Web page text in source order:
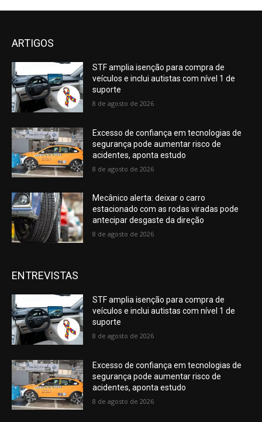
ARTIGOS
STF amplia isenção para compra de
veículos e inclui autistas com nível 1 de
suporte
8 de agosto de 2026
Excesso de confiança em tecnologias de
segurança pode aumentar risco de
acidentes, aponta estudo
8 de agosto de 2026
Mecânico alerta: deixar o carro
estacionado com as rodas viradas pode
antecipar desgaste da direção
8 de agosto de 2026
ENTREVISTAS
STF amplia isenção para compra de
veículos e inclui autistas com nível 1 de
suporte
8 de agosto de 2026
Excesso de confiança em tecnologias de
segurança pode aumentar risco de
acidentes, aponta estudo
8 de agosto de 2026